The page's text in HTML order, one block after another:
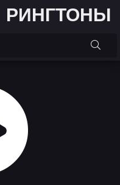
РИНГТОНЫ